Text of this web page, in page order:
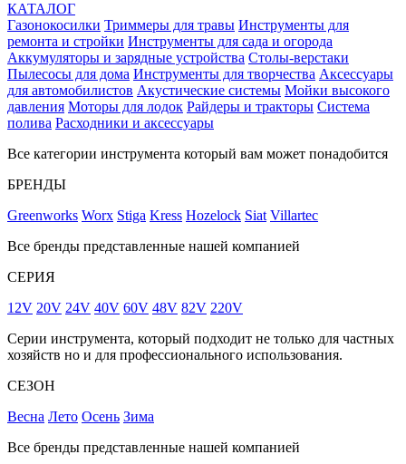
КАТАЛОГ
Газонокосилки Триммеры для травы Инструменты для
ремонта и стройки Инструменты для сада и огорода
Аккумуляторы и зарядные устройства Столы-верстаки
Пылесосы для дома Инструменты для творчества Аксессуары
для автомобилистов Акустические системы Мойки высокого
давления Моторы для лодок Райдеры и тракторы Система
полива Расходники и аксессуары
Все категории инструмента который вам может понадобится
БРЕНДЫ
Greenworks Worx Stiga Kress Hozelock Siat Villartec
Все бренды представленные нашей компанией
СЕРИЯ
12V 20V 24V 40V 60V 48V 82V 220V
Серии инструмента, который подходит не только для частных
хозяйств но и для профессионального использования.
СЕЗОН
Весна Лето Осень Зима
Все бренды представленные нашей компанией